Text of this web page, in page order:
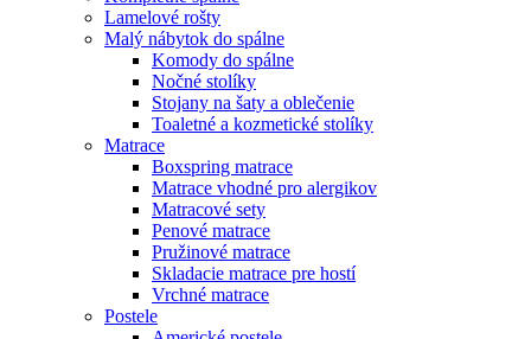
Lamelové rošty
Malý nábytok do spálne
Komody do spálne
Nočné stolíky
Stojany na šaty a oblečenie
Toaletné a kozmetické stolíky
Matrace
Boxspring matrace
Matrace vhodné pro alergikov
Matracové sety
Penové matrace
Pružinové matrace
Skladacie matrace pre hostí
Vrchné matrace
Postele